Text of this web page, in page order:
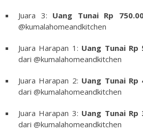
Juara 3: Uang Tunai Rp
@kumalahomeandkitchen
Juara Harapan 1: Uang Tunai Rp
dari @kumalahomeandkitchen
Juara Harapan 2: Uang Tunai Rp
dari @kumalahomeandkitchen
Juara Harapan 3: Uang Tunai Rp
dari @kumalahomeandkitchen